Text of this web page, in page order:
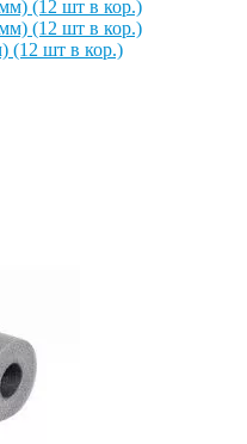
(12 шт в кор.)